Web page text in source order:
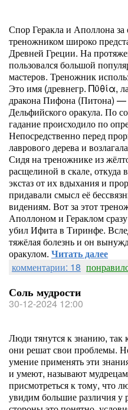
Спор Геракла и Апол­ло­на
треножником широко
Древней Греции. На
пользовался большой
мастеров. Треножник
Это имя (древнегр. Πῡθία,
дракона Пифона (Питона) —
Дельфийского оракула. По
гадание происходило по
Непосредственно перед
лаврового дерева и
Сидя на треножнике из
расщелиной в скале, откуда
экстаз от их вдыхания и
придавали смысл её
видениям. Вот за этот
Аполлоном и Гераклом
убил Ифита в Тиринфе.
тяжёлая болезнь и он
оракулом. Читать далее
комментарии: 18
Соль мудрости
30-12-2024 12:00
Люди тянутся к знанию,
они решат свои проблемы.
умение применять эти
и умеют, называют
присмотреться к тому, что
увидим большие различия у